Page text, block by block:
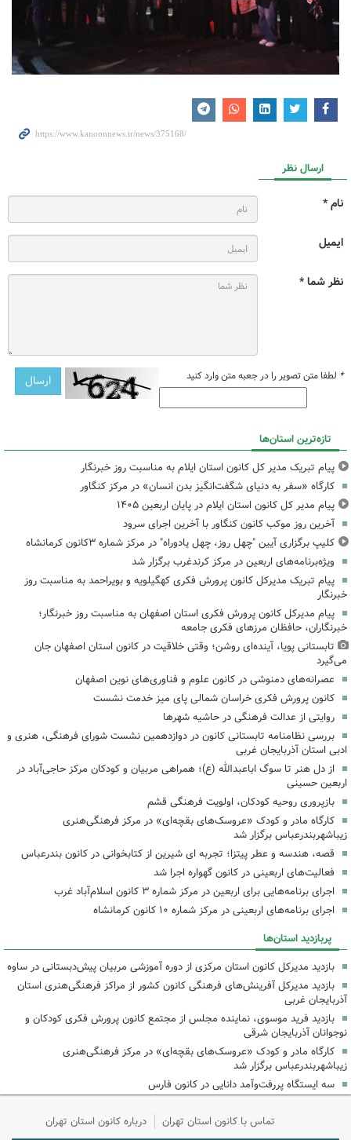
ارسال نظر
نام *
ایمیل
نظر شما *
* لطفا متن تصویر را در جعبه متن وارد کنید
تازه‌ترین استان‌ها
پیام تبریک مدیر کل کانون استان ایلام به مناسبت روز خبرنگار
کارگاه «سفر به دنیای شگفت‌انگیز بدن انسان» در مرکز کنگاور
پیام مدیر کل کانون استان ایلام در پایان اربعین ۱۴۰۵
آخرین روز موکب کانون کنگاور با آخرین اجرای سرود
کلیپ برگزاری آیین "چهل روز، چهل یادوراه" در مرکز شماره ۳کانون کرمانشاه
ویژه‌برنامه‌های اربعین در مرکز کرندغرب برگزار شد
پیام تبریک مدیرکل کانون پرورش فکری کهگیلویه و بویراحمد به مناسبت روز
خبرنگار
پیام مدیرکل کانون پرورش فکری استان اصفهان به مناسبت روز خبرنگار؛
خبرنگاران، حافظان مرزهای فکری جامعه
تابستانی پویا، آینده‌ای روشن؛ وقتی خلاقیت در کانون استان اصفهان جان
می‌گیرد
عصرانه‌های دمنوشی در کانون علوم و فناوری‌های نوین اصفهان
کانون پرورش فکری خراسان شمالی پای میز خدمت نشست
روایتی از عدالت فرهنگی در حاشیه شهرها
بررسی نظامنامه تابستانی کانون در دوازدهمین نشست شورای فرهنگی، هنری و
ادبی استان آذربایجان غربی
از دل هنر تا سوگ اباعبدالله (ع)؛ همراهی مربیان و کودکان مرکز حاجی‌آباد در
اربعین حسینی
بازپروری روحیه کودکان، اولویت فرهنگی قشم
کارگاه مادر و کودک «عروسک‌های بقچه‌ای» در مرکز فرهنگی‌هنری
زیباشهربندرعباس برگزار شد
قصه، هندسه و عطر پیتزا؛ تجربه ای شیرین از کتابخوانی در کانون بندرعباس
فعالیت‌های اربعینی در کانون گهواره اجرا شد
اجرای برنامه‌هایی برای اربعین در مرکز شماره ۳ کانون اسلام‌آباد غرب
اجرای برنامه‌های اربعینی در مرکز شماره ۱۰ کانون کرمانشاه
پربازدید استان‌ها
بازدید مدیرکل کانون استان مرکزی از دوره آموزشی مربیان پیش‌دبستانی در ساوه
بازدید مدیرکل آفرینش‌های فرهنگی کانون کشور از مراکز فرهنگی‌هنری استان
آذربایجان غربی
بازدید فرید موسوی، نماینده مجلس از مجتمع کانون پرورش فکری کودکان و
نوجوانان آذربایجان شرقی
کارگاه مادر و کودک «عروسک‌های بقچه‌ای» در مرکز فرهنگی‌هنری
زیباشهربندرعباس برگزار شد
سه ایستگاه پررفت‌وآمد دانایی در کانون فارس
تماس با کانون استان تهران درباره کانون استان تهران